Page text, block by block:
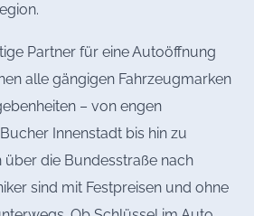
Partner für eine Autoöffnung
alle gängigen Fahrzeugmarken
– von engen
Innenstadt bis hin zu
über die Bundesstraße nach
sind mit Festpreisen und ohne